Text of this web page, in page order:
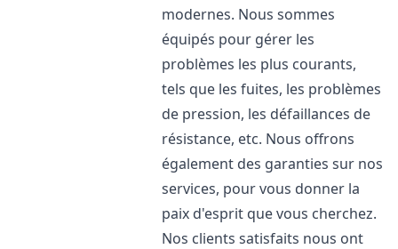
modernes. Nous sommes
équipés pour gérer les
problèmes les plus courants,
tels que les fuites, les problèmes
de pression, les défaillances de
résistance, etc. Nous offrons
également des garanties sur nos
services, pour vous donner la
paix d'esprit que vous cherchez.
Nos clients satisfaits nous ont